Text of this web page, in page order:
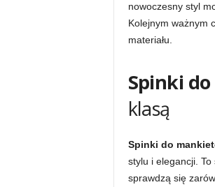
nowoczesny styl
Kolejnym ważnym
materiału.
Spinki
klasą
Spinki do
stylu i elegancji.
sprawdzą się